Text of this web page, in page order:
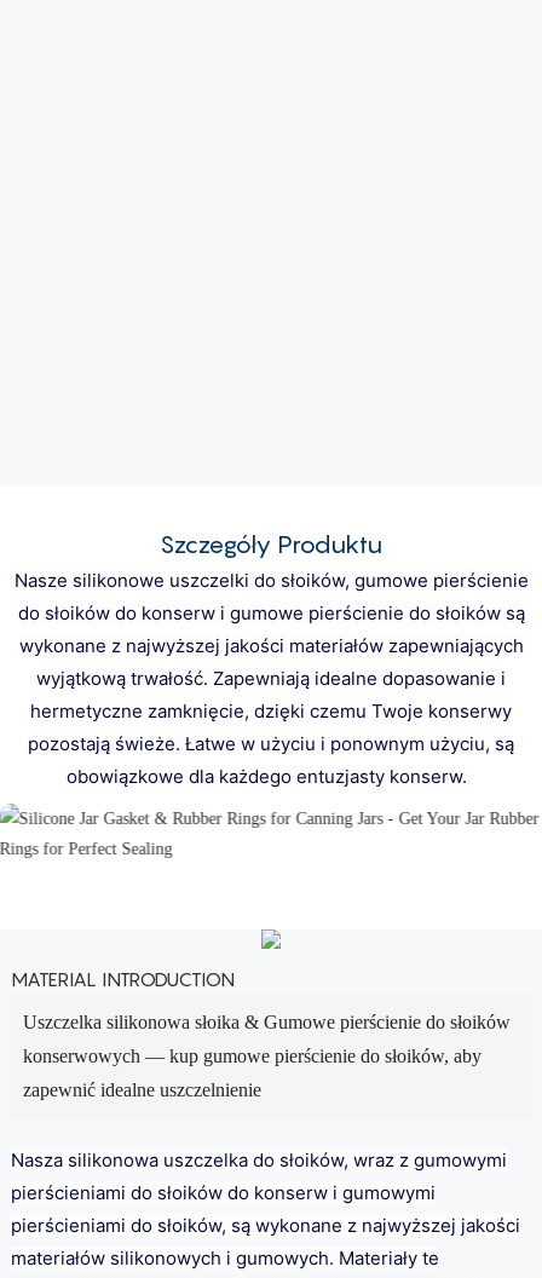
Szczegóły Produktu
Nasze silikonowe uszczelki do słoików, gumowe pierścienie
do słoików do konserw i gumowe pierścienie do słoików są
wykonane z najwyższej jakości materiałów zapewniających
wyjątkową trwałość. Zapewniają idealne dopasowanie i
hermetyczne zamknięcie, dzięki czemu Twoje konserwy
pozostają świeże. Łatwe w użyciu i ponownym użyciu, są
obowiązkowe dla każdego entuzjasty konserw.
MATERIAL INTRODUCTION
Uszczelka silikonowa słoika & Gumowe pierścienie do słoików
konserwowych — kup gumowe pierścienie do słoików, aby
zapewnić idealne uszczelnienie
Nasza silikonowa uszczelka do słoików, wraz z gumowymi
pierścieniami do słoików do konserw i gumowymi
pierścieniami do słoików, są wykonane z najwyższej jakości
materiałów silikonowych i gumowych. Materiały te